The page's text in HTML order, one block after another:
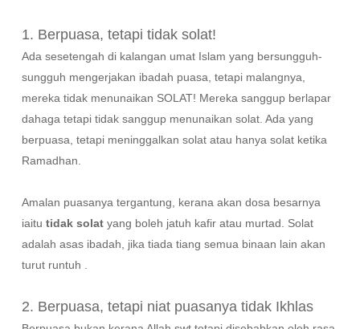
1. Berpuasa, tetapi tidak solat!
Ada sesetengah di kalangan umat Islam yang bersungguh-
sungguh mengerjakan ibadah puasa, tetapi malangnya,
mereka tidak menunaikan SOLAT! Mereka sanggup berlapar
dahaga tetapi tidak sanggup menunaikan solat. Ada yang
berpuasa, tetapi meninggalkan solat atau hanya solat ketika
Ramadhan.
Amalan puasanya tergantung, kerana akan dosa besarnya
iaitu tidak solat yang boleh jatuh kafir atau murtad. Solat
adalah asas ibadah, jika tiada tiang semua binaan lain akan
turut runtuh .
2. Berpuasa, tetapi niat puasanya tidak Ikhlas